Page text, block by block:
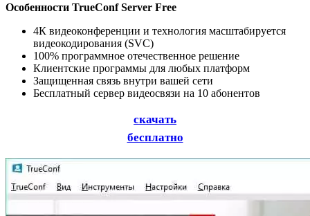
Особенности TrueConf Server Free
4К видеоконференции и технология масштабируется
видеокодирования (SVC)
100% программное отечественное решение
Клиентские программы для любых платформ
Защищенная связь внутри вашей сети
Бесплатный сервер видеосвязи на 10 абонентов
скачать
бесплатно